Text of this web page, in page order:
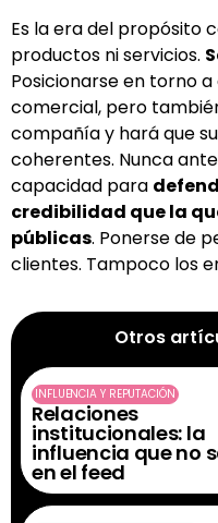
Es la era del propósito
productos ni servicios.
Posicionarse en torno
comercial, pero
compañía y hará que
coherentes. Nunca
capacidad para
credibilidad que la
públicas. Ponerse de
clientes. Tampoco los
Otros
INFLUENCIA Y REPUTACIÓN
Relaciones
institucionales: la
influencia que no
en el feed